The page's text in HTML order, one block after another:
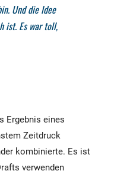
Und die Idee
ist. Es war toll,
Ergebnis eines
Zeitdruck
kombinierte. Es ist
verwenden